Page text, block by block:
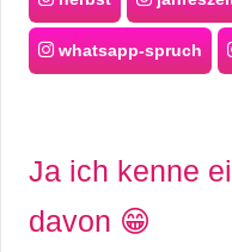
whatsapp-spruch
Ja ich kenne
davon 😁